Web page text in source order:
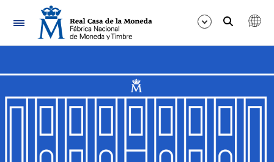
Nabigazioa
Erakutsi/Ezkutatu
Erakutsi/Ezkutatu